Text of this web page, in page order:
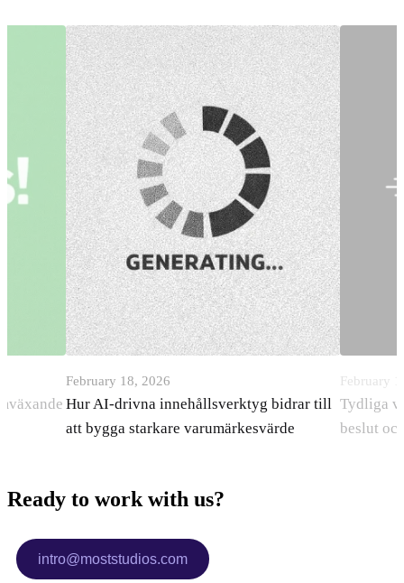
February 18, 2026
Hur AI-drivna innehållsverktyg bidrar till
att bygga starkare varumärkesvärde
February
Tydliga
beslut
Ready to work with us?